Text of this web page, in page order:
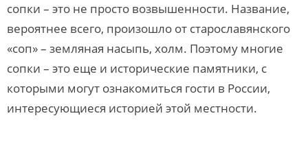
сопки – это не просто возвышенности. Название,
вероятнее всего, произошло от старославянского
«соп» – земляная насыпь, холм. Поэтому многие
сопки – это еще и исторические памятники, с
которыми могут ознакомиться гости в России,
интересующиеся историей этой местности.